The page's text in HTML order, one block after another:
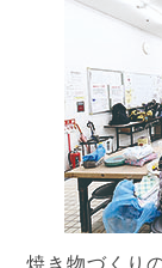
焼き物づくり